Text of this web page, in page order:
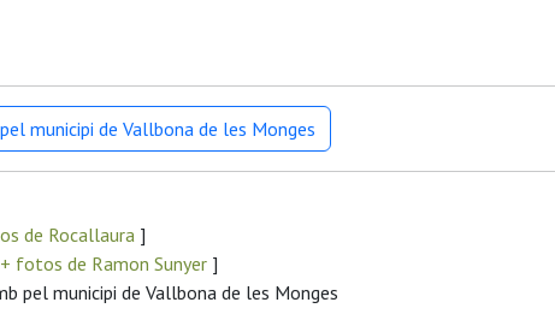
municipi de Vallbona de les Monges
de Rocallaura ]
+ fotos de Ramon Sunyer ]
pel municipi de Vallbona de les Monges